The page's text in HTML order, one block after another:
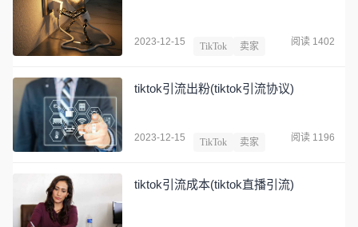
2023-12-15 TikTok 卖家 阅读 1402
tiktok引流出粉(tiktok引流协议)
2023-12-15 TikTok 卖家 阅读 1196
tiktok引流成本(tiktok直播引流)